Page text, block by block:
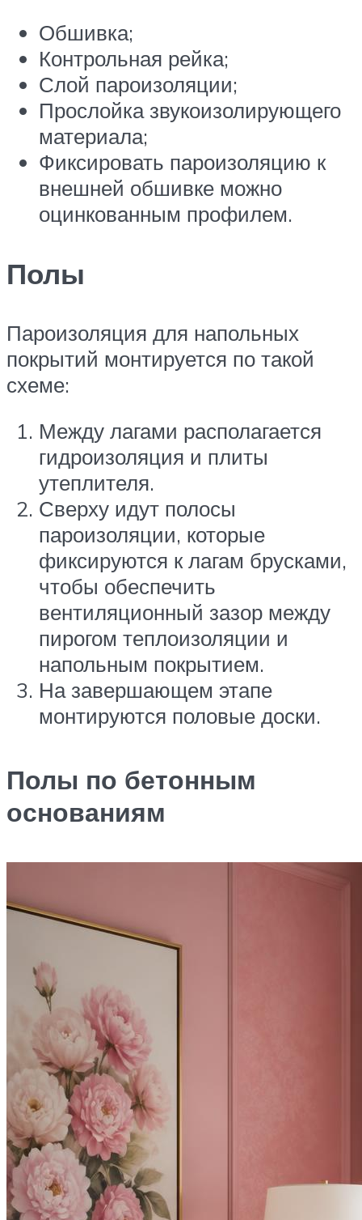
Обшивка;
Контрольная рейка;
Слой пароизоляции;
Прослойка звукоизолирующего
материала;
Фиксировать пароизоляцию к
внешней обшивке можно
оцинкованным профилем.
Полы
Пароизоляция для напольных
покрытий монтируется по такой
схеме:
Между лагами располагается
гидроизоляция и плиты
утеплителя.
Сверху идут полосы
пароизоляции, которые
фиксируются к лагам брусками,
чтобы обеспечить
вентиляционный зазор между
пирогом теплоизоляции и
напольным покрытием.
На завершающем этапе
монтируются половые доски.
Полы по бетонным
основаниям